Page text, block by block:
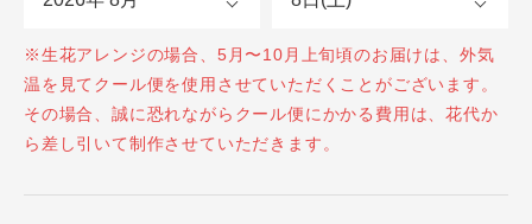
※生花アレンジの場合、5月〜10月上旬頃のお届けは、外気
温を見てクール便を使用させていただくことがございます。
その場合、誠に恐れながらクール便にかかる費用は、花代か
ら差し引いて制作させていただきます。